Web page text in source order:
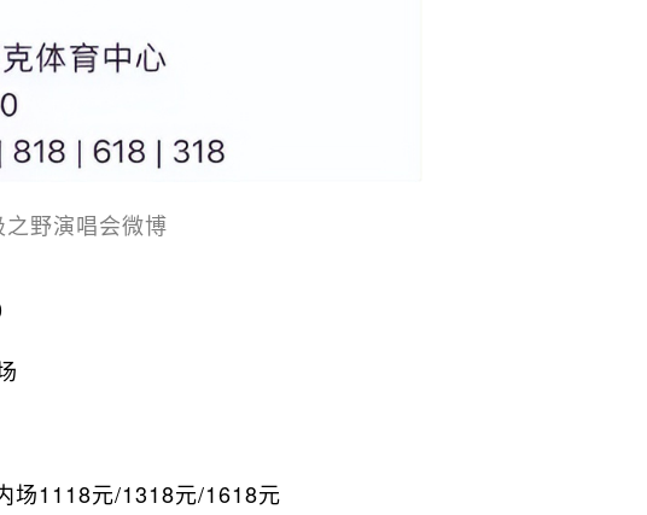
野演唱会微博
场1118元/1318元/1618元